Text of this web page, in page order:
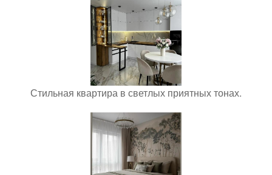
Стильная квартира в светлых приятных тонах.